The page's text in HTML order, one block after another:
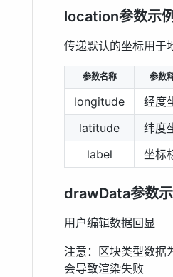
location参数示例
传递默认的坐标用于
参数名称 参数
longitude
经度
latitude
纬度
label
坐标
drawData参数示
用户编辑数据回显
注意：区块类型数据
会导致渲染失败